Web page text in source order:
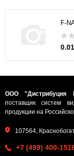
F-
ООО "Дистрибуция
поставщик систем
продукции на
107564,
+7 (499) 400-